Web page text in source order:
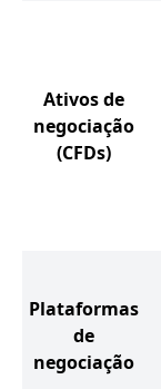
Ativos de
negociação
(CFDs)
Plataformas
de
negociação